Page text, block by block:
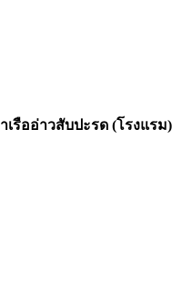
เรืออ่าวสับปะรด (โรงแรม)